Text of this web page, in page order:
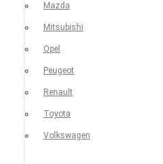
Mazda
Mitsubishi
Opel
Peugeot
Renault
Toyota
Volkswagen